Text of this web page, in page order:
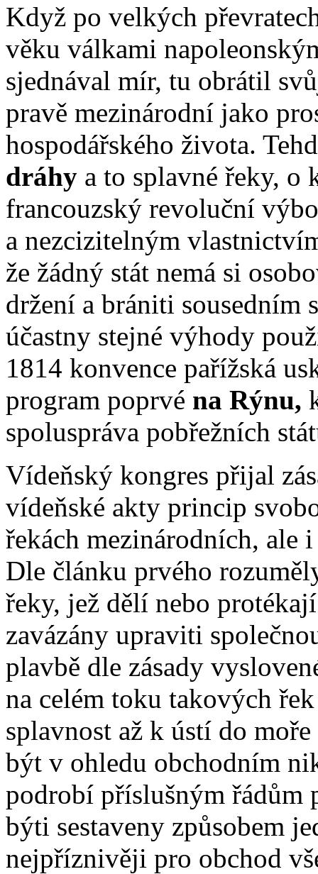
Když po velkých
věku válkami
sjednával mír, tu obrátil
pravě mezinárodní jako
hospodářského života.
dráhy a to splavné řeky,
francouzský revoluční
a nezcizitelným
že žádný stát nemá si
držení a brániti sousedním
účastny stejné výhody
1814 konvence pařížská
program poprvé na Rýnu,
spoluspráva pobřežních
Vídeňský kongres přijal
vídeňské akty princip
řekách mezinárodních, ale
Dle článku prvého
řeky, jež dělí nebo
zavázány upraviti
plavbě dle zásady
na celém toku takových
splavnost až k ústí do
být v ohledu obchodním
podrobí příslušným řádům
býti sestaveny způsobem
nejpříznivěji pro obchod